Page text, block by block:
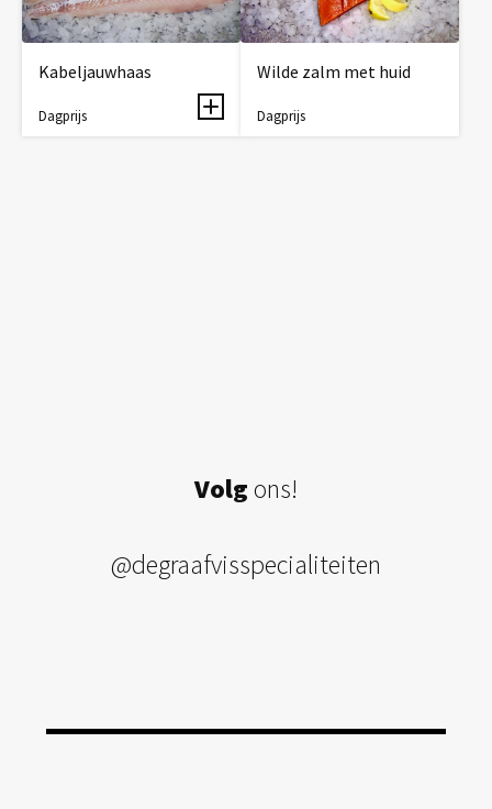
Kabeljauwhaas
Dagprijs
Wilde zalm met huid
Dagprijs
Volg ons!
@degraafvisspecialiteiten